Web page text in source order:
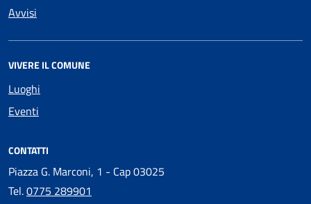
Avvisi
VIVERE IL COMUNE
Luoghi
Eventi
CONTATTI
Piazza G. Marconi, 1 - Cap 03025
Tel.0775 289901